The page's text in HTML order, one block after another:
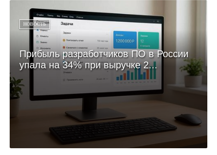
НОВОСТЬ
Прибыль разработчиков ПО в России
упала на 34% при выручке 2...